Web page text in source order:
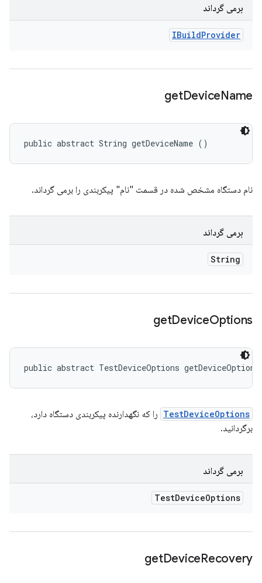
برمی گرداند
IBuildProvider
getDeviceName
public abstract String getDeviceName ()
نام دستگاه مشخص شده در قسمت "نام" پیکربندی را برمی گرداند.
برمی گرداند
String
getDeviceOptions
public abstract TestDeviceOptions
TestDeviceOptions را که نگهدارنده پیکربندی دستگاه دارد،
برگردانید.
برمی گرداند
TestDeviceOptions
getDeviceRecovery